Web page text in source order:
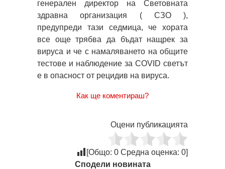
генерален директор на Световната
здравна организация ( СЗО ),
предупреди тази седмица, че хората
все още трябва да бъдат нащрек за
вируса и че с намаляването на общите
тестове и наблюдение за COVID светът
е в опасност от рецидив на вируса.
Как ще коментираш?
Оцени публикацията
[Общо: 0 Средна оценка: 0]
Сподели новината